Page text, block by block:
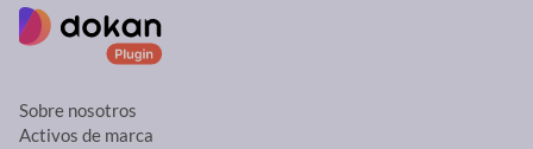
Sobre nosotros
Activos de marca